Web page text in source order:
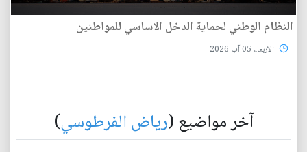
النظام الوطني لحماية الدخل الاساسي للمواطنين
الأربعاء 05 آب 2026
آخر مواضيع (رياض الفرطوسي)